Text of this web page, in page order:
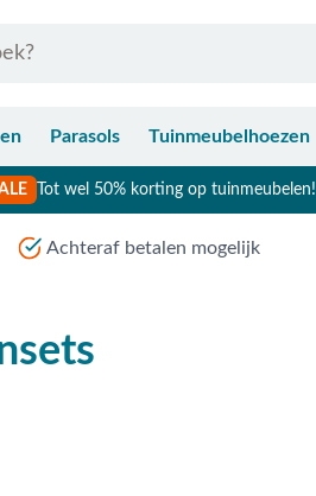
Parasols Tuinmeubelhoezen
Tot wel 50% korting op tuinmeubelen!
Achteraf betalen mogelijk